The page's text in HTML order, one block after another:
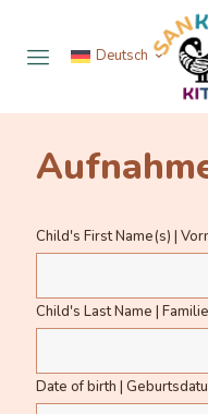
Deutsch
Child's First Name(s) |
Child's Last Name |
Date of birth |